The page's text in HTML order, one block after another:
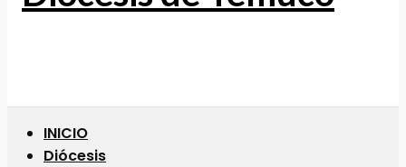
INICIO
Diócesis